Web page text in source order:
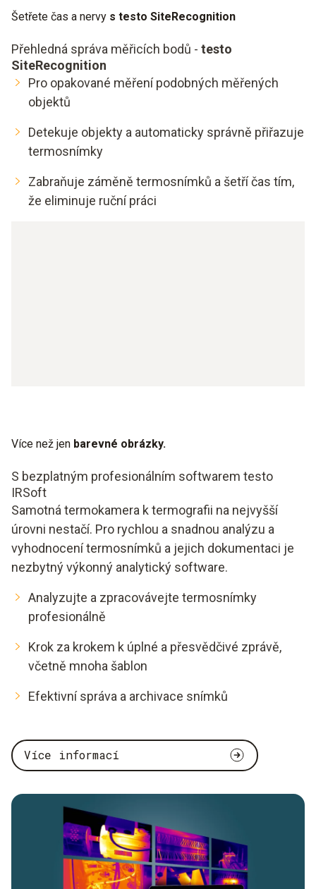
Šetřete čas a nervy s testo SiteRecognition
Přehledná správa měřicích bodů - testo
SiteRecognition
Pro opakované měření podobných měřených
objektů
Detekuje objekty a automaticky správně přiřazuje
termosnímky
Zabraňuje záměně termosnímků a šetří čas tím,
že eliminuje ruční práci
Více než jen barevné obrázky.
S bezplatným profesionálním softwarem testo
IRSoft
Samotná termokamera k termografii na nejvyšší
úrovni nestačí. Pro rychlou a snadnou analýzu a
vyhodnocení termosnímků a jejich dokumentaci je
nezbytný výkonný analytický software.
Analyzujte a zpracovávejte termosnímky
profesionálně
Krok za krokem k úplné a přesvědčivé zprávě,
včetně mnoha šablon
Efektivní správa a archivace snímků
Více informací